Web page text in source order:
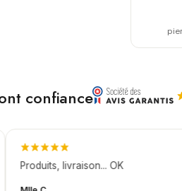
confiance
Produits, livraison... OK